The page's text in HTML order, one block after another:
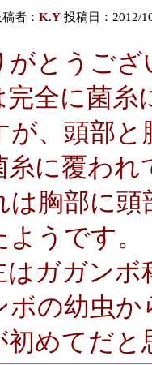
者： K.Y投稿日：2012/
がとうござ
完全に菌糸
が、頭部
糸に覆わ
は胸部に
うです。
はガガン
ボの幼虫
初めてだと